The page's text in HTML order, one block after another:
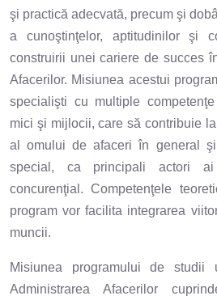
şi practică adecvată, precum şi
a cunoştinţelor, aptitudinilor şi
construirii unei cariere de succes
Afacerilor. Misiunea acestui
specialişti cu multiple
mici şi mijlocii, care să contribuie
al omului de afaceri în general
special, ca principali actori ai
concurenţial. Competenţele
program vor facilita integrarea
muncii.
Misiunea programului de studii
Administrarea Afacerilor